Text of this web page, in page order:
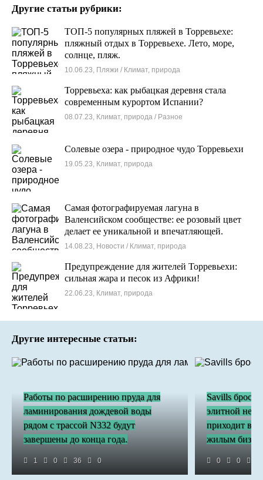
Другие статьи рубрики:
ТОП-5 популярных пляжей в Торревьехе:
пляжный отдых в Торревьехе. Лето, море,
солнце, пляж.
10.06.23, Пляжи / Климат, природа
Торревьеха: как рыбацкая деревня стала
современным курортом Испании?
08.07.23, Климат, природа / Разное
Солевые озера - природное чудо Торревьехи
19.05.23, Климат, природа
Самая фотографируемая лагуна в
Валенсийском сообществе: ее розовый цвет
делает ее уникальной и впечатляющей.
14.08.23, Новости / Климат, природа
Предупреждение для жителей Торревьехи:
сильная жара и песок из Африки!
22.06.23, Климат, природа
Другие интересные статьи:
Работы по расширению пруда для
ламинирования дождевой воды
рядом с трассой N332 будут
завершены до конца года.
1 0 36 0
Savills
элитной
приходит в
жилым
0 0